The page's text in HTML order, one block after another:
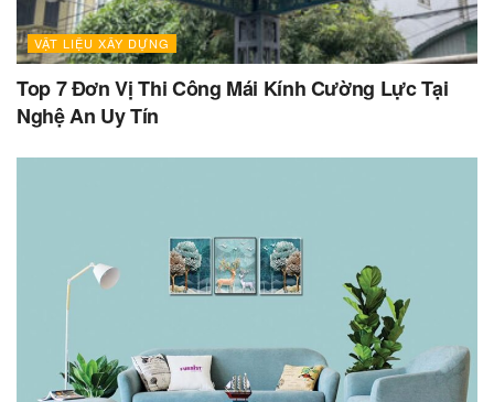
VẬT LIỆU XÂY DỰNG
Top 7 Đơn Vị Thi Công Mái Kính Cường Lực Tại
Nghệ An Uy Tín